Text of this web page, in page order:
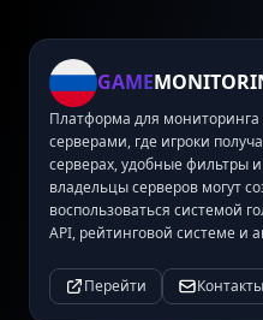
GAME
Платформа для
серверами, где игроки
серверах, удобные фильтры
владельцы серверов могут
воспользоваться системой
API, рейтинговой системе и
Перейти Контакты